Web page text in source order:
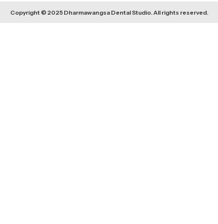
Copyright © 2025 Dharmawangsa Dental Studio. All rights reserved.